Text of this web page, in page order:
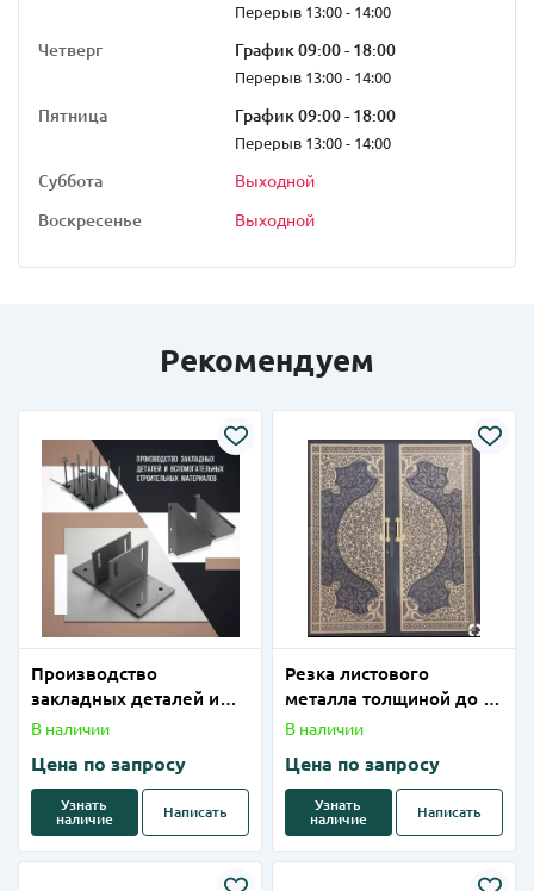
Перерыв 13:00 - 14:00
Четверг График 09:00 - 18:00
Перерыв 13:00 - 14:00
Пятница График 09:00 - 18:00
Перерыв 13:00 - 14:00
Суббота Выходной
Воскресенье Выходной
Рекомендуем
Производство
закладных деталей и
вспомогательных
материалов
В наличии
Цена по запросу
Узнать
наличие
Написать
Резка листового
металла толщиной до 1-
2 мм (латунь) на
В наличии
Цена по запросу
Узнать
наличие
Написать